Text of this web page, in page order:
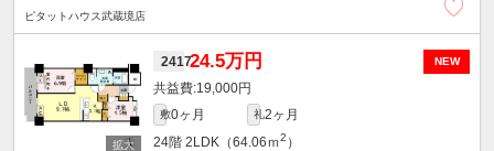
ピタットハウス武蔵境店
NEW
241724.5万円
19,000円
敷0ヶ月 礼2ヶ月
24階 2LDK（64.06ｍ2 ）